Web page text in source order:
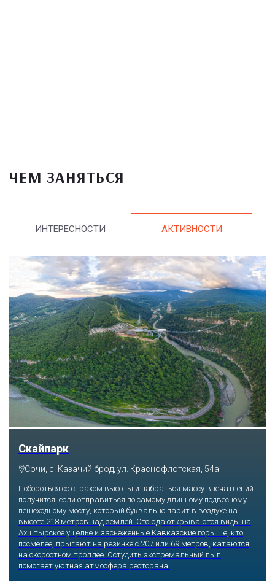
ЧЕМ ЗАНЯТЬСЯ
ИНТЕРЕСНОСТИ АКТИВНОСТИ
Скайпарк
Сочи, с. Казачий брод, ул. Краснофлотская, 54а
Побороться со страхом высоты и набраться массу впечатлений
получится, если отправиться по самому длинному подвесному
пешеходному мосту, который буквально парит в воздухе на
высоте 218 метров над землей. Отсюда открываются виды на
Ахштырское ущелье и заснеженные Кавказские горы. Те, кто
посмелее, прыгают на резинке с 207 или 69 метров, катаются
на скоростном троллее. Остудить экстремальный пыл
помогает уютная атмосфера ресторана.